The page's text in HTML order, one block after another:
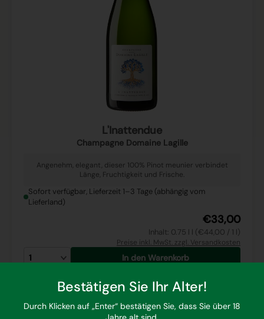
L'Inattendue
Champagne Domaine Lagille
Angenehm, elegant, dieser 100% Pinot meunier verbindet
Länge, Fruchtigkeit und Frische.
Sofort verfügbar, Lieferzeit 1–3 Tage (abhängig vom
Lieferland)
€33,00
Inhalt: 0.75 l l (€44,00 / 1 l)
Preise inkl. MwSt. zzgl. Versandkosten
In den Warenkorb
Bestätigen Sie Ihr Alter!
Durch Klicken auf „Enter“ bestätigen Sie, dass Sie über 18